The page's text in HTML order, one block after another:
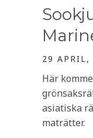
29 APRIL,
Här
asiatiska
maträtter.